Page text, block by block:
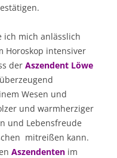
ich mich anlässlich
Horoskop intensiver
der Aszendent Löwe
Wesen und
und warmherziger
und Lebensfreude
mitreißen kann.
Aszendenten im